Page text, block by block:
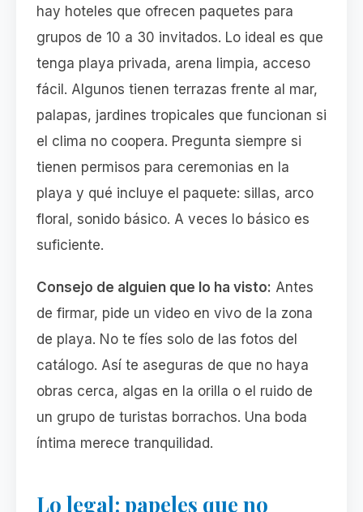
hay hoteles que ofrecen paquetes para
grupos de 10 a 30 invitados. Lo ideal es que
tenga playa privada, arena limpia, acceso
fácil. Algunos tienen terrazas frente al mar,
palapas, jardines tropicales que funcionan si
el clima no coopera. Pregunta siempre si
tienen permisos para ceremonias en la
playa y qué incluye el paquete: sillas, arco
floral, sonido básico. A veces lo básico es
suficiente.
Consejo de alguien que lo ha visto: Antes
de firmar, pide un video en vivo de la zona
de playa. No te fíes solo de las fotos del
catálogo. Así te aseguras de que no haya
obras cerca, algas en la orilla o el ruido de
un grupo de turistas borrachos. Una boda
íntima merece tranquilidad.
Lo legal: papeles que no